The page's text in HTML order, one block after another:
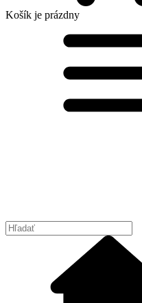
Košík je prázdny